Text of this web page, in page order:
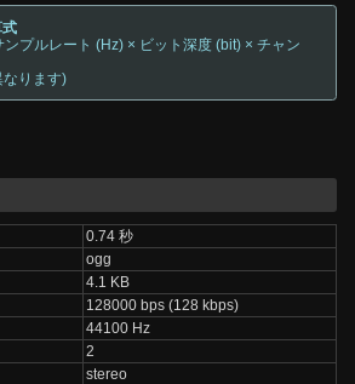
プルレート (Hz) × ビット深度 (bit) × チャン
ります)
0.74 秒
ogg
4.1 KB
128000 bps (128 kbps)
44100 Hz
2
stereo